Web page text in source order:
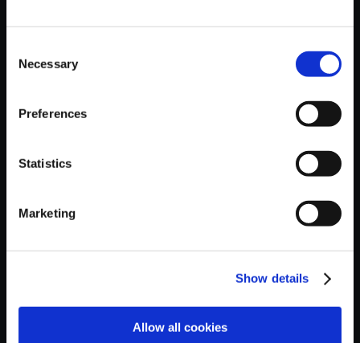
Selection
Necessary
Preferences
Statistics
Marketing
Show details
Allow all cookies
おすすめ商品